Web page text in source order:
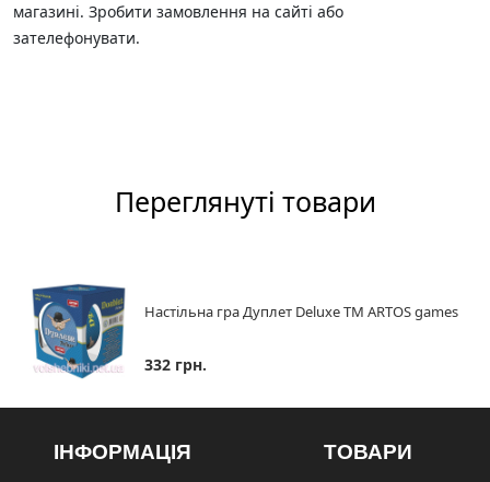
магазині. Зробити замовлення на сайті або
зателефонувати.
Переглянуті товари
Настільна гра Дуплет Deluxe ТМ ARTOS games
332 грн.
ІНФОРМАЦІЯ ТОВАРИ